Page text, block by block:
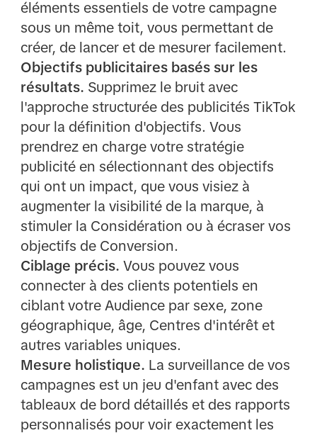
éléments essentiels de votre campagne
sous un même toit, vous permettant de
créer, de lancer et de mesurer facilement.
Objectifs publicitaires basés sur les
résultats. Supprimez le bruit avec
l'approche structurée des publicités TikTok
pour la définition d'objectifs. Vous
prendrez en charge votre stratégie
publicité en sélectionnant des objectifs
qui ont un impact, que vous visiez à
augmenter la visibilité de la marque, à
stimuler la Considération ou à écraser vos
objectifs de Conversion.
Ciblage précis. Vous pouvez vous
connecter à des clients potentiels en
ciblant votre Audience par sexe, zone
géographique, âge, Centres d'intérêt et
autres variables uniques.
Mesure holistique. La surveillance de vos
campagnes est un jeu d'enfant avec des
tableaux de bord détaillés et des rapports
personnalisés pour voir exactement les